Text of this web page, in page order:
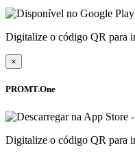
Digitalize o código QR para
×
PROMT.One
Digitalize o código QR para